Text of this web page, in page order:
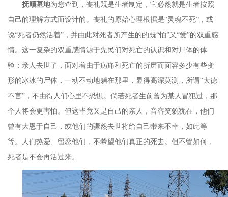
抚顺墓地为您查到，丧礼既是生者制定，它必然就是生者按照
自己的理解方式而设计的。丧礼的原始心理根据是“灵魂不死” ，或
说“死者仍然活着” ，并由此对死者所产生的的既“怕”又“爱”的双重感
情。这一复杂的双重感情源于先民们对死亡的认识和对尸体的体
验：亲人去世了，面对着由于病痛和死亡的折磨而面容多少有些变
形的冰冰的尸体，一动不动地躺在那里，显得高深莫测，所谓“大德
不言” ，不由得人们心里不恐惧。倘若死者生前曾为某人冒犯过，那
个人将会更害怕。但这毕竟又是自己的亲人，音容笑貌犹在，他们
曾有大恩于自己，或他们的骤然去世将给自己带来不幸，如此等
等。人们热爱、留恋他们，不希望他们真正的死去。但不管如何，
死者是不会再活过来。